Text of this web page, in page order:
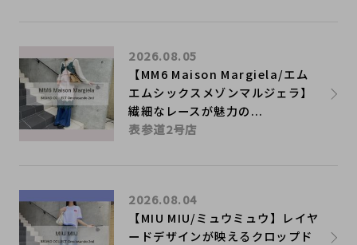
【MM6 Maison Margiela/エム
エムシックスメゾンマルジェラ】
繊細なレースが魅力の...
2026.08.05
表参道2号店
【MIU MIU/ミュウミュウ】レイヤ
ードデザインが映えるクロップド
2026.08.04